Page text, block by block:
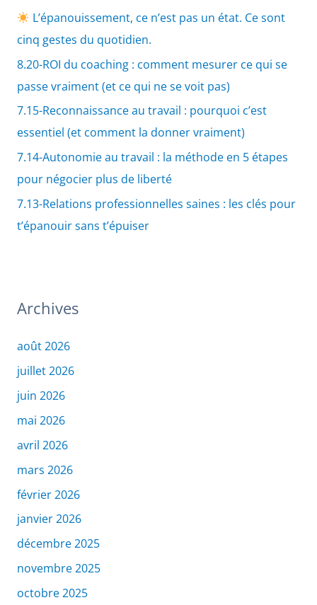
L’épanouissement, ce n’est pas un état. Ce sont
cinq gestes du quotidien.
8.20-ROI du coaching : comment mesurer ce qui se
passe vraiment (et ce qui ne se voit pas)
7.15-Reconnaissance au travail : pourquoi c’est
essentiel (et comment la donner vraiment)
7.14-Autonomie au travail : la méthode en 5 étapes
pour négocier plus de liberté
7.13-Relations professionnelles saines : les clés pour
t’épanouir sans t’épuiser
Archives
août 2026
juillet 2026
juin 2026
mai 2026
avril 2026
mars 2026
février 2026
janvier 2026
décembre 2025
novembre 2025
octobre 2025